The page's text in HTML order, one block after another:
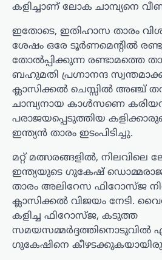
കളിച്ചാണ് ലോക ചാമ്പ്യനെ
ഇതോടെ, ഇതിഹാസ താരം
ശേഷം ഒരേ ടൂർണമെന്റിൽ
തോൽപ്പിക്കുന്ന രണ്ടാമത്തെ
ബഹുമതി പ്രഗ്നാനന്ദ
ക്ലാസിക്കൽ ചെസ്സിൽ അഞ്ച്
ചാമ്പ്യനായ കാൾസണെ
പരാജയപ്പെടുത്തിയ
ഇന്ത്യൻ താരം ഇടംപിടിച്ചു.
മറ്റ് മത്സരങ്ങളിൽ, നിലവിലെ
ഇന്ത്യയുടെ ഗുകേഷ്
താരം അലിറേസ ഫിറോസ്ജ
ക്ലാസിക്കൽ വിജയം നേടി.
കളിച്ച ഫിറോസ്ജ, കടുത്ത
സമയസമ്മർദ്ദത്തിനൊടുവിൽ
ഗുകേഷിനെ